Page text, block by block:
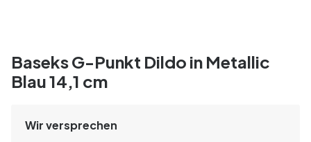
Baseks G-Punkt Dildo in Metallic
Blau 14,1 cm
Wir versprechen